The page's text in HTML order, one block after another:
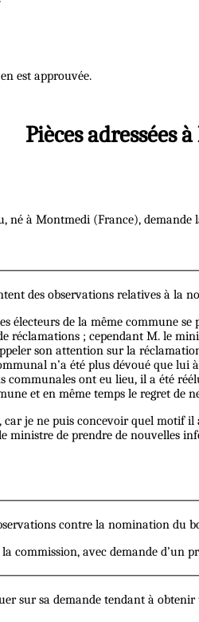
est approuvée.
Pièces adressées
né à Montmedi (France),
des observations relatives à la
électeurs de la même commune
réclamations ; cependant M. le
son attention sur la
n’a été plus dévoué que lui
communales ont eu lieu, il a été
et en même temps le regret
je ne puis concevoir quel
de prendre de nouvelles
contre la nomination du
commission, avec demande d’un
sur sa demande tendant à